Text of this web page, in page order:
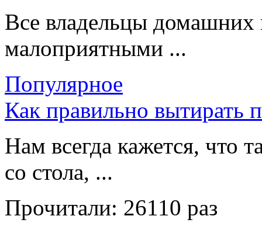
Все владельцы домашних
малоприятными ...
Популярное
Как правильно вытирать
Нам всегда кажется, что
со стола, ...
Прочитали: 26110 раз